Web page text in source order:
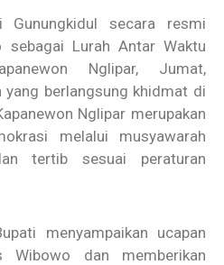
secara resmi
sebagai Lurah Antar Waktu
Nglipar, Jumat,
berlangsung khidmat di
Nglipar merupakan
melalui musyawarah
tertib sesuai peraturan
menyampaikan ucapan
Wibowo dan memberikan